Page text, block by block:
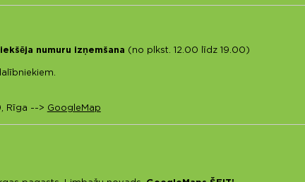
numuru izņemšana (no plkst. 12.00 līdz 19.00)
Rīga --> GoogleMap